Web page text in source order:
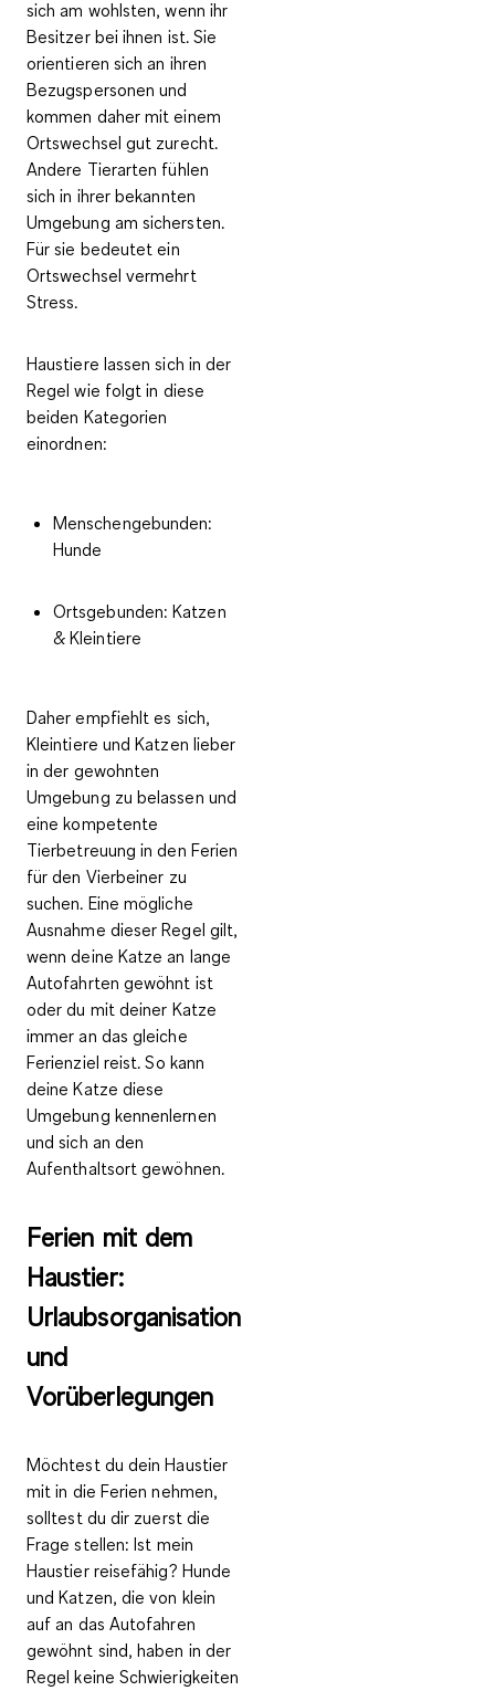
sich am wohlsten, wenn ihr
Besitzer bei ihnen ist. Sie
orientieren sich an ihren
Bezugspersonen und
kommen daher mit einem
Ortswechsel gut zurecht.
Andere Tierarten fühlen
sichin ihrer bekannten
Umgebung am sichersten.
Für sie bedeutet ein
Ortswechsel vermehrt
Stress.
Haustiere lassen sich in der
Regel wie folgt in diese
beiden Kategorien
einordnen:
Menschengebunden:
Hunde
Ortsgebunden: Katzen
& Kleintiere
Daher empfiehlt es sich,
Kleintiere und Katzen lieber
in der gewohnten
Umgebung zu belassen und
eine kompetente
Tierbetreuung in den Ferien
für den Vierbeiner zu
suchen. Eine mögliche
Ausnahme dieser Regel gilt,
wenn deine Katze an lange
Autofahrten gewöhnt ist
oder du mit deiner Katze
immer an das gleiche
Ferienziel reist. So kann
deine Katze diese
Umgebung kennenlernen
und sich an den
Aufenthaltsort gewöhnen.
Ferien mit dem
Haustier:
Urlaubsorganisation
und
Vorüberlegungen
Möchtest du dein Haustier
mit in die Ferien nehmen,
solltest du dir zuerst die
Frage stellen:Ist mein
Haustier reisefähig? Hunde
und Katzen, die von klein
auf an das Autofahren
gewöhnt sind, haben in der
Regel keine Schwierigkeiten